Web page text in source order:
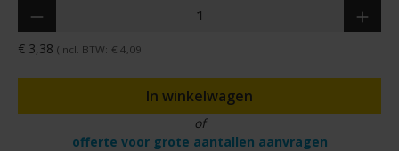
€ 3,38 (Incl. BTW: € 4,09
In winkelwagen
of
offerte voor grote aantallen aanvragen